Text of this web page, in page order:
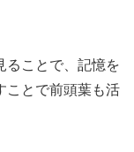
ることで、記憶を
ことで前頭葉も活